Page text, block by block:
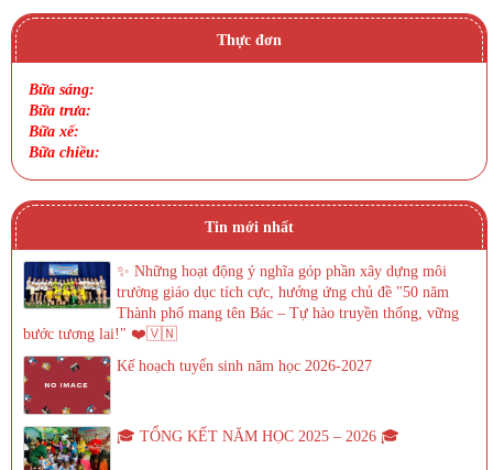
Thực đơn
Bữa sáng:
Bữa trưa:
Bữa xế:
Bữa chiều:
Tin mới nhất
✨ Những hoạt động ý nghĩa góp phần xây dựng môi
trường giáo dục tích cực, hưởng ứng chủ đề "50 năm
Thành phố mang tên Bác – Tự hào truyền thống, vững
bước tương lai!" ❤️🇻🇳
Kế hoạch tuyển sinh năm học 2026-2027
🎓 TỔNG KẾT NĂM HỌC 2025 – 2026 🎓